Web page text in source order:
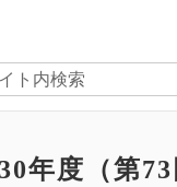
年度（第